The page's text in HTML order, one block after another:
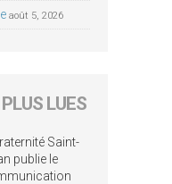
août 5, 2026
LUES
Saint-
publie le